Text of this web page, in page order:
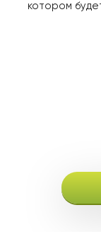
котором